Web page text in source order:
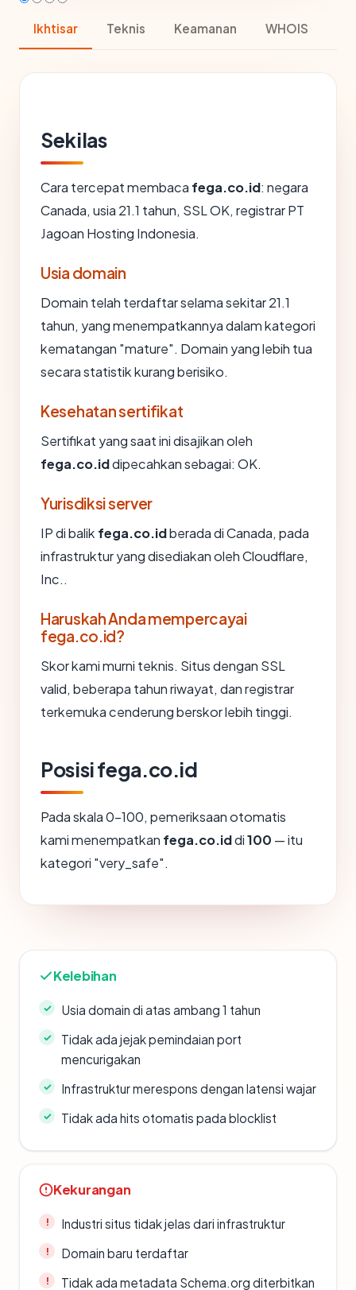
Ikhtisar Teknis Keamanan WHOIS
Sekilas
Cara tercepat membaca fega.co.id: negara
Canada, usia 21.1 tahun, SSL OK, registrar PT
Jagoan Hosting Indonesia.
Usia domain
Domain telah terdaftar selama sekitar 21.1
tahun, yang menempatkannya dalam kategori
kematangan "mature". Domain yang lebih tua
secara statistik kurang berisiko.
Kesehatan sertifikat
Sertifikat yang saat ini disajikan oleh
fega.co.iddipecahkan sebagai: OK.
Yurisdiksi server
IP di balik fega.co.idberada di Canada, pada
infrastruktur yang disediakan oleh Cloudflare,
Inc..
Haruskah Anda mempercayai
fega.co.id?
Skor kami murni teknis. Situs dengan SSL
valid, beberapa tahun riwayat, dan registrar
terkemuka cenderung berskor lebih tinggi.
Posisi fega.co.id
Pada skala 0-100, pemeriksaan otomatis
kami menempatkan fega.co.iddi100 — itu
kategori "very_safe".
Kelebihan
Usia domain di atas ambang 1 tahun
Tidak ada jejak pemindaian port
mencurigakan
Infrastruktur merespons dengan latensi wajar
Tidak ada hits otomatis pada blocklist
Kekurangan
Industri situs tidak jelas dari infrastruktur
Domain baru terdaftar
Tidak ada metadata Schema.org diterbitkan